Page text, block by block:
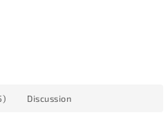
Discussion